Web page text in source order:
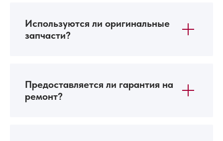
Используются ли оригинальные
запчасти?
Предоставляется ли гарантия на
ремонт?